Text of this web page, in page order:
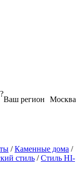
Москва
Ваш регион
?
/Каменные дома /
стиль /Стиль HI-